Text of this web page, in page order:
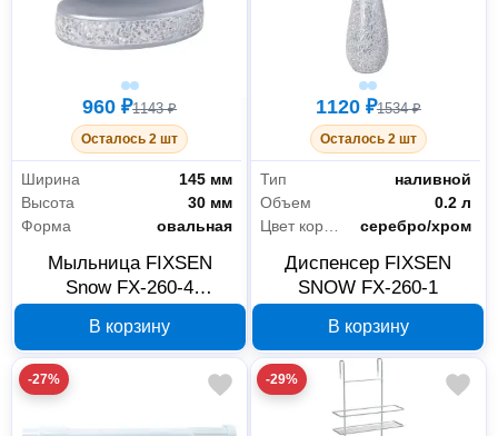
960 ₽1143 ₽
Осталось 2 шт
Ширина
145 мм
Высота
30 мм
Форма
овальная
Мыльница FIXSEN
Snow FX-260-4
В корзину
1120 ₽1534 ₽
Осталось 2 шт
Тип
наливной
Объем
0.2 л
Цвет корпуса
серебро/хром
Диспенсер FIXSEN
SNOW FX-260-1
В корзину
-27% -29%